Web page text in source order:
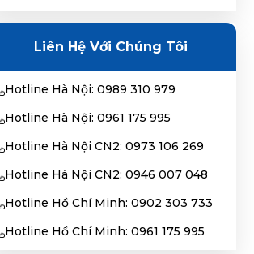
Liên Hệ Với Chúng Tôi
Hotline Hà Nội: 0989 310 979
Hotline Hà Nội: 0961 175 995
Hotline Hà Nội CN2: 0973 106 269
Hotline Hà Nội CN2: 0946 007 048
Hotline Hồ Chí Minh: 0902 303 733
Hotline Hồ Chí Minh: 0961 175 995